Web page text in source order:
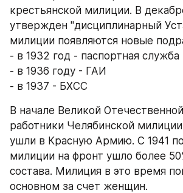
крестьянской милиции. В
утвержден "дисциплинарный
милиции появляются новые
- в 1932 год - паспортная служба
- в 1936 году - ГАИ
- в 1937 - БХСС
В начале Великой
работники Челябинской
ушли в Красную Армию. С 1941
милиции на фронт ушло более
состава. Милиция в это время
основном за счет женщин.